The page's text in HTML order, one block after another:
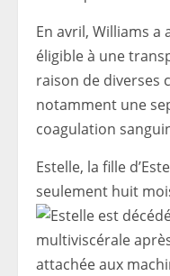
En avril, Williams a
éligible à une
raison de diverses
notamment une
coagulation
Estelle, la fille
seulement huit